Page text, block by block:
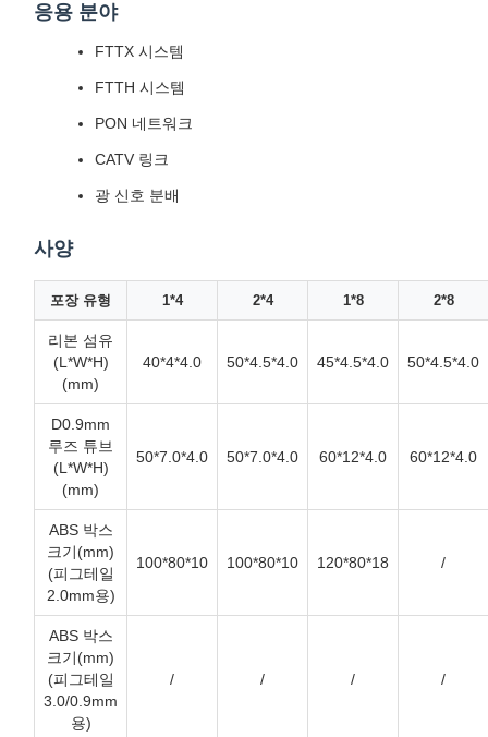
응용 분야
FTTX 시스템
FTTH 시스템
PON 네트워크
CATV 링크
광 신호 분배
사양
포장 유형 1*4 2*4 1*8 2*8
리본 섬유
(L*W*H)
(mm)
40*4*4.0 50*4.5*4.0 45*4.5*4.0 50*4.5*4.0
D0.9mm
루즈 튜브
(L*W*H)
(mm)
50*7.0*4.0 50*7.0*4.0 60*12*4.0 60*12*4.0
ABS 박스
크기(mm)
(피그테일
2.0mm용)
100*80*10 100*80*10 120*80*18 /
ABS 박스
크기(mm)
(피그테일
3.0/0.9mm
용)
/ / / /